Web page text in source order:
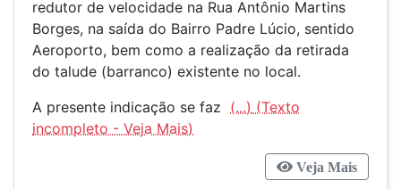
redutor de velocidade na Rua Antônio Martins
Borges, na saída do Bairro Padre Lúcio, sentido
Aeroporto, bem como a realização da retirada
do talude (barranco) existente no local.
A presente indicação se faz (...)
Veja Mais